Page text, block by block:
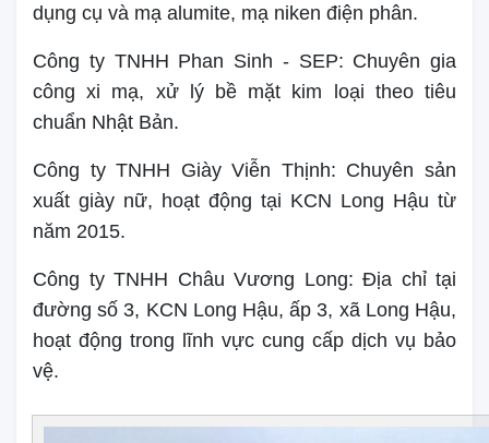
dụng cụ và mạ alumite, mạ niken điện phân.
Công ty TNHH Phan Sinh - SEP: Chuyên gia
công xi mạ, xử lý bề mặt kim loại theo tiêu
chuẩn Nhật Bản.
Công ty TNHH Giày Viễn Thịnh: Chuyên sản
xuất giày nữ, hoạt động tại KCN Long Hậu từ
năm 2015.
Công ty TNHH Châu Vương Long: Địa chỉ tại
đường số 3, KCN Long Hậu, ấp 3, xã Long Hậu,
hoạt động trong lĩnh vực cung cấp dịch vụ bảo
vệ.